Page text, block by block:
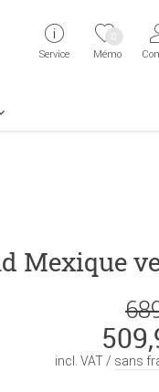
Service Mémo
0
Mexique
incl. VAT / sans